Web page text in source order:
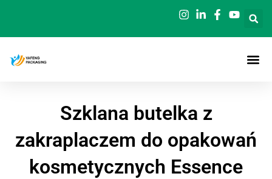
treści
Szklana butelka z
zakraplaczem do opakowań
kosmetycznych Essence